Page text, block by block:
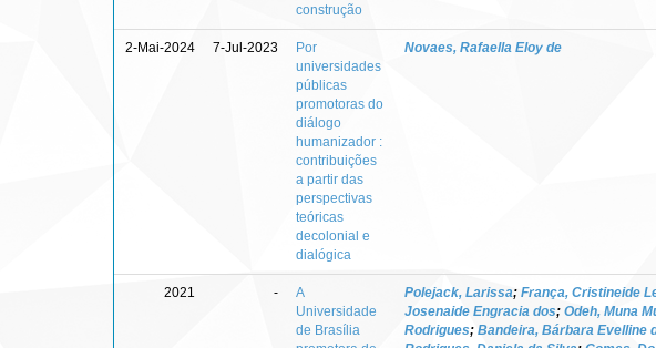
construção
2-Mai-2024 7-Jul-2023
Por
universidades
públicas
promotoras do
diálogo
humanizador :
contribuições
a partir das
perspectivas
teóricas
decolonial e
dialógica
Novaes, Rafaella Eloy de
2021 -
A
Universidade
de Brasília
Polejack, Larissa; França, Cristineide
Josenaide Engracia dos; Odeh, Muna
Rodrigues; Bandeira, Bárbara Evelline